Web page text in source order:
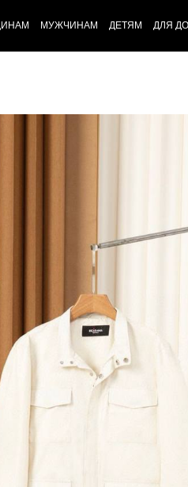
МУЖЧИНАМ ДЕТЯМ ДЛЯ